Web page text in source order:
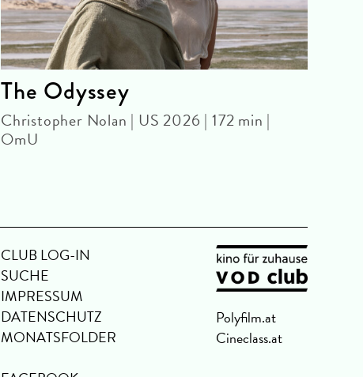
The Odyssey
Christopher Nolan | US 2026 | 172 min |
OmU
CLUB LOG-IN
SUCHE
IMPRESSUM
DATENSCHUTZ
MONATSFOLDER
Polyfilm.at
Cineclass.at